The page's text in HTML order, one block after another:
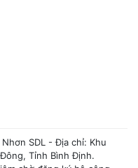
SDL - Địa chỉ: Khu
Tỉnh Bình Định.